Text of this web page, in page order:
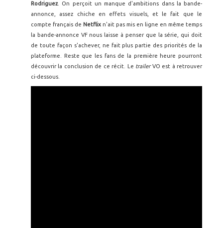
Rodriguez. On perçoit un manque d'ambitions dans la bande-
annonce, assez chiche en effets visuels, et le fait que le
compte français de Netflix n'ait pas mis en ligne en même temps
la bande-annonce VF nous laisse à penser que la série, qui doit
de toute façon s'achever, ne fait plus partie des priorités de la
plateforme. Reste que les fans de la première heure pourront
découvrir la conclusion de ce récit. Le trailerVO est à retrouver
ci-dessous.